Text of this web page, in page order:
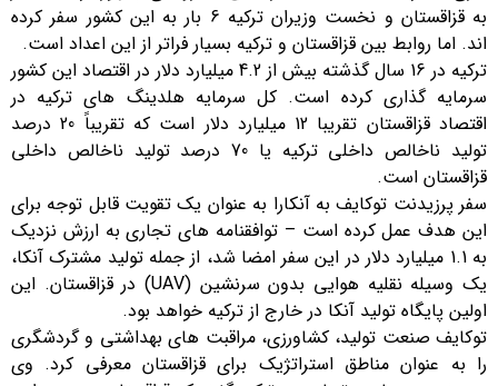
به قزاقستان و نخست وزیران ترکیه 6 بار به این کشور سفر کرده
اند. اما روابط بین قزاقستان و ترکیه بسیار فراتر از این اعداد است.
ترکیه در 16 سال گذشته بیش از 4.2 میلیارد دلار در اقتصاد این کشور
سرمایه گذاری کرده است. کل سرمایه هلدینگ های ترکیه در
اقتصاد قزاقستان تقریبا 12 میلیارد دلار است که تقریباً 20 درصد
تولید ناخالص داخلی ترکیه یا 70 درصد تولید ناخالص داخلی
قزاقستان است.
سفر پرزیدنت توکایف به آنکارا به عنوان یک تقویت قابل توجه برای
این هدف عمل کرده است – توافقنامه های تجاری به ارزش نزدیک
به 1.1 میلیارد دلار در این سفر امضا شد، از جمله تولید مشترک آنکا،
یک وسیله نقلیه هوایی بدون سرنشین (UAV) در قزاقستان. این
اولین پایگاه تولید آنکا در خارج از ترکیه خواهد بود.
توکایف صنعت تولید، کشاورزی، مراقبت های بهداشتی و گردشگری
را به عنوان مناطق استراتژیک برای قزاقستان معرفی کرد. وی